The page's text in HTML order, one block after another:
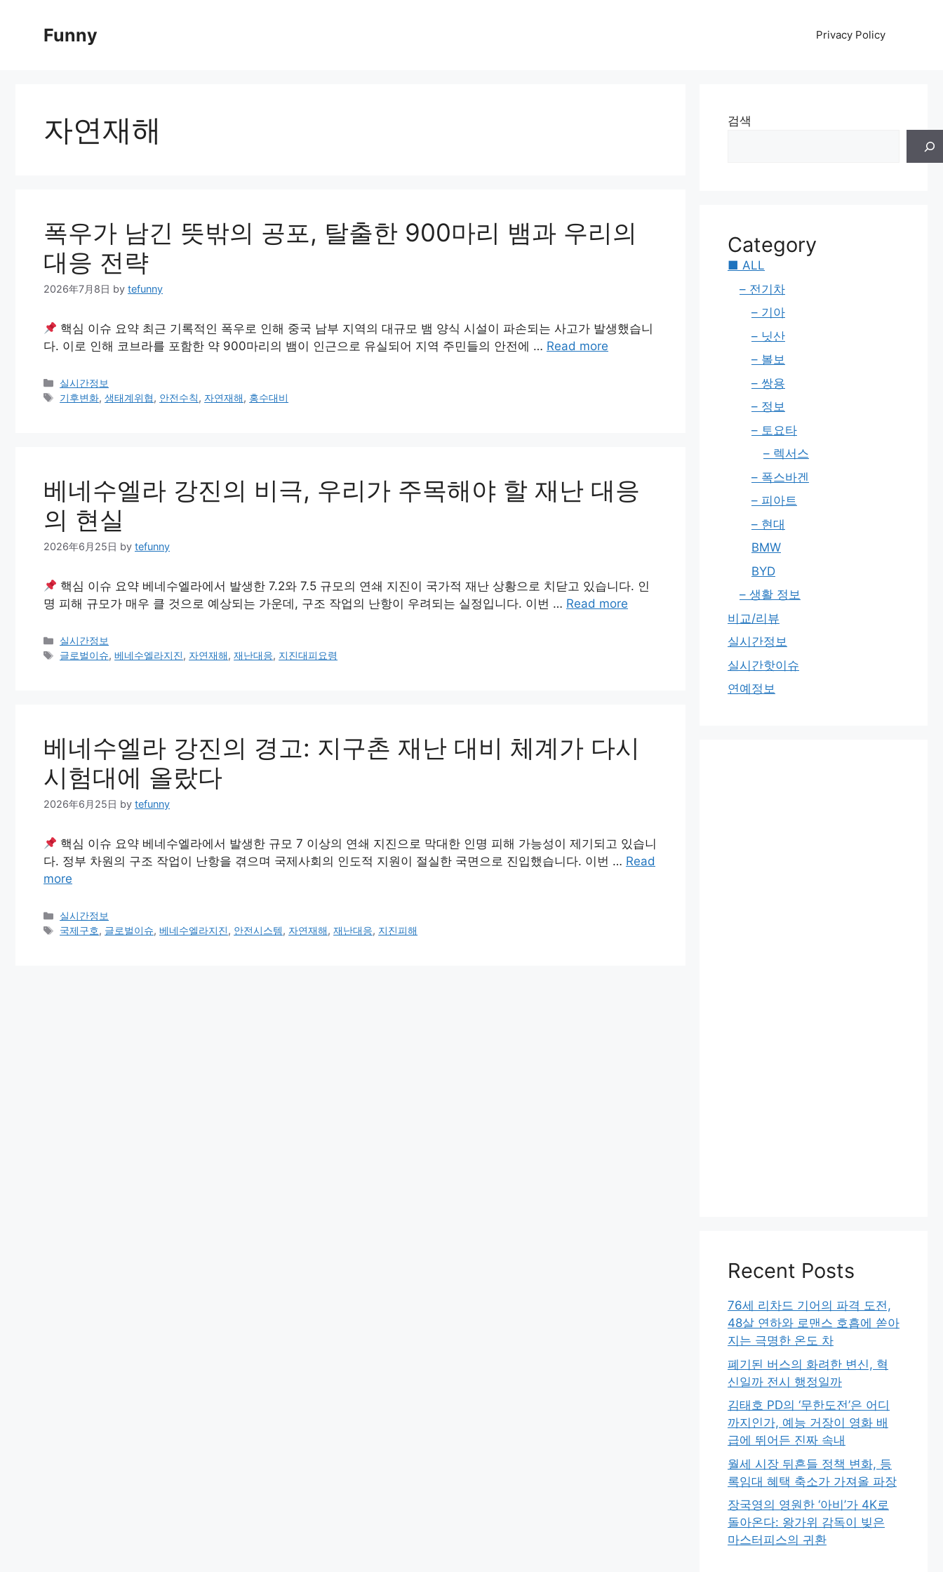
Funny Privacy Policy
자연재해
폭우가 남긴 뜻밖의 공포, 탈출한 900마리 뱀과 우리의
대응 전략
2026年7月8日 by tefunny
핵심 이슈 요약 최근 기록적인 폭우로 인해 중국 남부 지역의 대규모 뱀 양식 시설이 파손되는 사고가 발생했습니
다. 이로 인해 코브라를 포함한 약 900마리의 뱀이 인근으로 유실되어 지역 주민들의 안전에 … Read more
Categories
실시간정보
Tags
기후변화,생태계위협, 안전수칙, 자연재해, 홍수대비
베네수엘라 강진의 비극, 우리가 주목해야 할 재난 대응
의 현실
2026年6月25日 by tefunny
핵심 이슈 요약 베네수엘라에서 발생한 7.2와 7.5 규모의 연쇄 지진이 국가적 재난 상황으로 치닫고 있습니다. 인
명 피해 규모가 매우 클 것으로 예상되는 가운데, 구조 작업의 난항이 우려되는 실정입니다. 이번 … Read more
Categories
실시간정보
Tags
글로벌이슈,베네수엘라지진, 자연재해,재난대응, 지진대피요령
베네수엘라 강진의 경고: 지구촌 재난 대비 체계가 다시
시험대에 올랐다
2026年6月25日 by tefunny
핵심 이슈 요약 베네수엘라에서 발생한 규모 7 이상의 연쇄 지진으로 막대한 인명 피해 가능성이 제기되고 있습니
다. 정부 차원의 구조 작업이 난항을 겪으며 국제사회의 인도적 지원이 절실한 국면으로 진입했습니다. 이번 … Read
more
Categories
실시간정보
Tags
국제구호, 글로벌이슈,베네수엘라지진, 안전시스템, 자연재해,재난대응, 지진피해
검색
Category
■ ALL
– 전기차
– 기아
– 닛산
– 볼보
– 쌍용
– 정보
– 토요타
– 렉서스
– 폭스바겐
– 피아트
– 현대
BMW
BYD
– 생활 정보
비교/리뷰
실시간정보
실시간핫이슈
연예정보
Recent Posts
76세 리차드 기어의 파격 도전,
48살 연하와 로맨스 호흡에 쏟아
지는 극명한 온도 차
폐기된 버스의 화려한 변신, 혁
신일까 전시 행정일까
김태호 PD의 ‘무한도전’은 어디
까지인가, 예능 거장이 영화 배
급에 뛰어든 진짜 속내
월세 시장 뒤흔들 정책 변화, 등
록임대 혜택 축소가 가져올 파장
장국영의 영원한 ‘아비’가 4K로
돌아온다: 왕가위 감독이 빚은
마스터피스의 귀환